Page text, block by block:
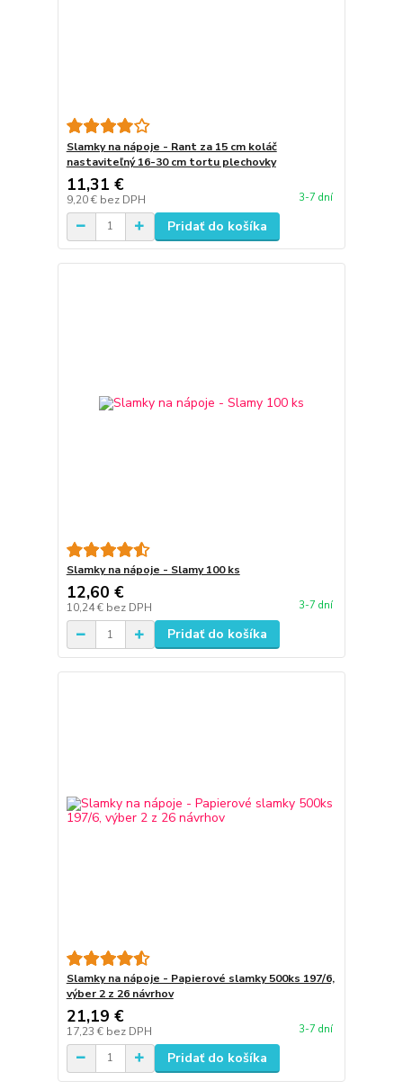
Slamky na nápoje - Rant za 15 cm koláč
nastaviteľný 16-30 cm tortu plechovky
11,31 €
9,20 € bez DPH 3-7 dní
Pridať do košíka
Slamky na nápoje - Slamy 100 ks
12,60 €
10,24 € bez DPH 3-7 dní
Pridať do košíka
Slamky na nápoje - Papierové slamky 500ks 197/6,
výber 2 z 26 návrhov
21,19 €
17,23 € bez DPH 3-7 dní
Pridať do košíka